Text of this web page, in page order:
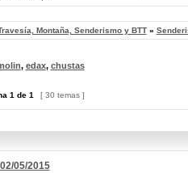
Montaña, Senderismo y BTT»
, edax, chustas
1 de 1 [ 30 temas ]
05/2015